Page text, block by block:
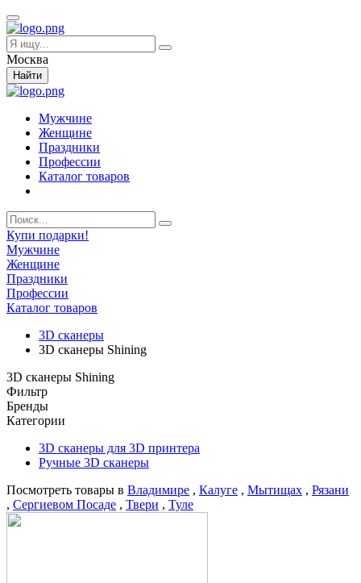
Москва
Найти
Мужчине
Женщине
Праздники
Профессии
Каталог товаров
Купи подарки!
Мужчине
Женщине
Праздники
Профессии
Каталог товаров
3D сканеры
3D сканеры Shining
3D сканеры Shining
Фильтр
Бренды
Категории
3D сканеры для 3D принтера
Ручные 3D сканеры
Посмотреть товары в Владимире , Калуге , Мытищах , Рязани
, Сергиевом Посаде , Твери , Туле